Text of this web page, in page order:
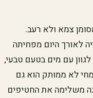
צמא ולא רעב.
לאורך היום מפחיתה
עם מים בטעם טבעי,
לא ממותק הוא גם
משלימה את החטיפים